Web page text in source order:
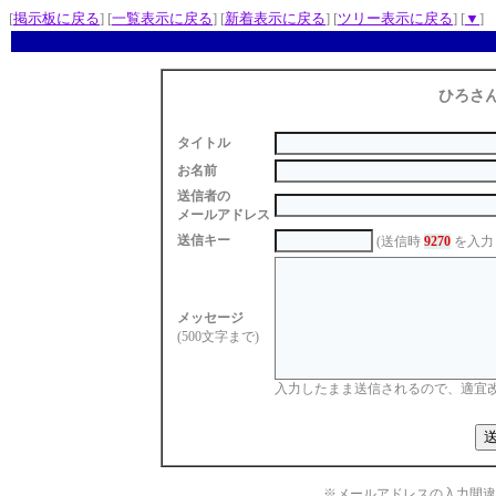
[掲示板に戻る] [一覧表示に戻る] [新着表示に戻る] [ツリー表示に戻る] [▼ ]
ひろさ
タイトル
お名前
送信者の
メールアドレス
送信キー
(送信時 9270を入力
メッセージ
(500文字まで)
入力したまま送信されるので、適宜